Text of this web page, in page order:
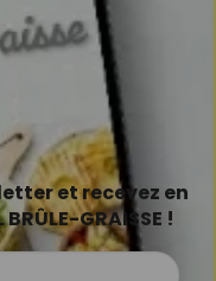
et recevez en
GRAISSE !